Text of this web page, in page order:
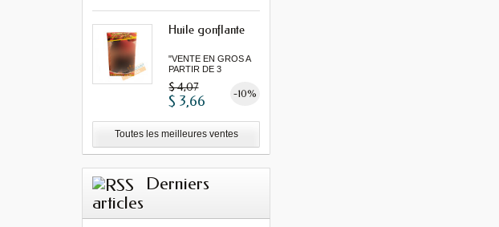
Huile gonflante
"VENTE EN GROS A
PARTIR DE 3
$ 4,07 -10%
$ 3,66
Toutes les meilleures ventes
Derniers
articles